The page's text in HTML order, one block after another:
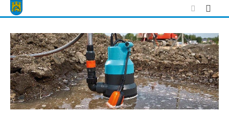
Skip
to